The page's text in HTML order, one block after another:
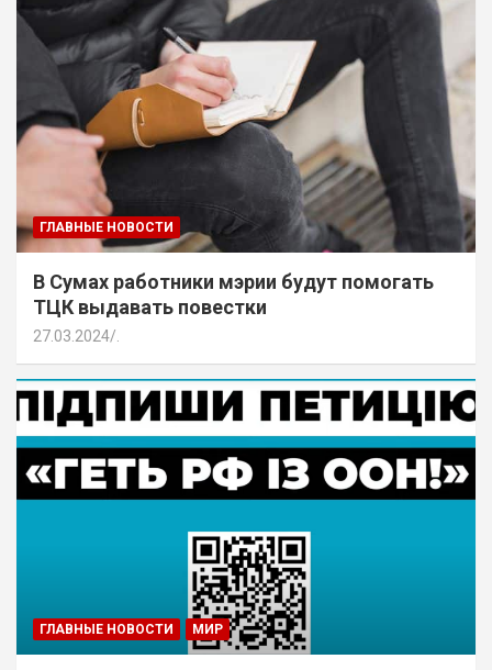
ГЛАВНЫЕ НОВОСТИ
В Сумах работники мэрии будут помогать
ТЦК выдавать повестки
27.03.2024
ГЛАВНЫЕ НОВОСТИ МИР